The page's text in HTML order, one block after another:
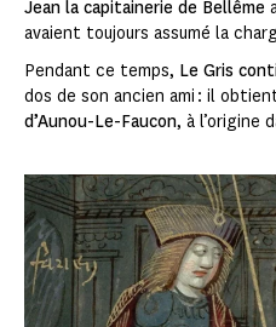
Jean la capitainerie de Bellême
avaient toujours assumé la
Pendant ce temps, Le Gris
dos de son ancien ami : il
d’Aunou-Le-Faucon, à l’origine